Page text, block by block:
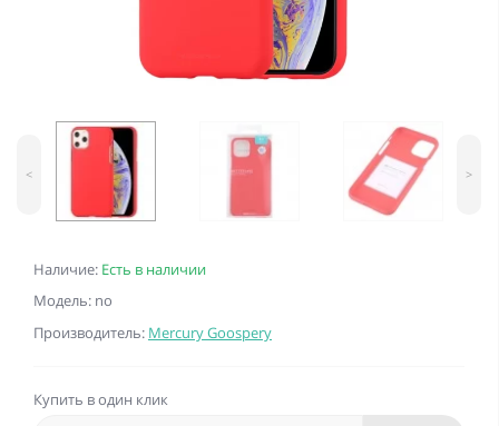
Наличие: Есть в наличии
Модель: no
Производитель: Mercury Goospery
< >
Купить в один клик